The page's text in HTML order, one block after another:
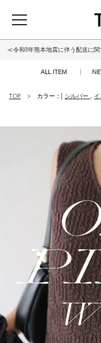
≪令和8年熊本地震に伴う配送に
ALL ITEM
TOP カラー：[ シルバー , イ